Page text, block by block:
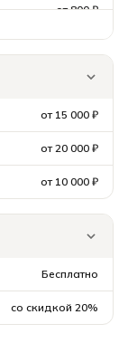
от 800 ₽
от 15 000 ₽
от 20 000 ₽
от 10 000 ₽
Бесплатно
со скидкой 20%